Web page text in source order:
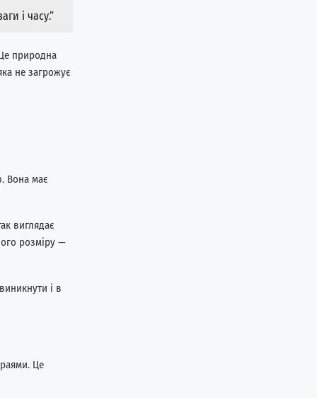
і часу.”
природна
не загрожує
Вона має
виглядає
розміру —
і в
Це